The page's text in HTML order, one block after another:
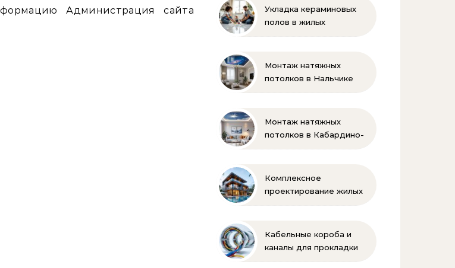
Администрация сайта
Укладка кераминовых
полов в жилых
Монтаж натяжных
потолков в Нальчике
Монтаж натяжных
потолков в Кабардино-
Комплексное
проектирование жилых
Кабельные короба и
каналы для прокладки